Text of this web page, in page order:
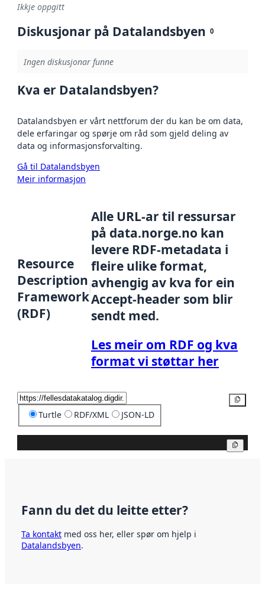
Ikkje oppgitt
Diskusjonar på Datalandsbyen 0
Ingen diskusjonar funne
Kva er Datalandsbyen?
Datalandsbyen er vårt nettforum der du kan be om data,
dele erfaringar og spørje om råd som gjeld deling av
data og informasjonsforvalting.
Gå til Datalandsbyen
Meir informasjon
Resource
Description
Framework
(RDF)
Alle URL-ar til ressursar
på data.norge.no kan
levere RDF-metadata i
fleire ulike format,
avhengig av kva for ein
Accept-header som blir
sendt med.
Les meir om RDF og kva
format vi støttar her
Turtle RDF/XML JSON-LD
Fann du det du leitte etter?
Ta kontakt med oss her, eller spør om hjelp i
Datalandsbyen.